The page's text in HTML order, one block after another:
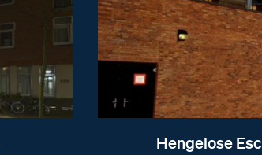
Hengelose